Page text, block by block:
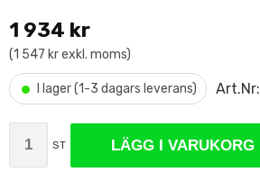
1 934 kr
(1 547 kr exkl. moms)
• I lager (1-3 dagars leverans) Art.Nr:
ST LÄGG I VARUKORG